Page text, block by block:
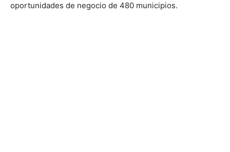
oportunidades de negocio de 480 municipios.